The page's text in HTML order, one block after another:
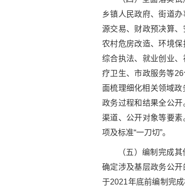
乡镇人民政府、街道
源交易、财政预决算、
农村危房改造、环境
综合执法、就业创业
疗卫生、市政服务等
面梳理细化相关领域
政务过程和结果全公开
渠道、公开对象等要
项及标准“一刀切”。
（五）编制完成
确定涉及基层政务公开
于2021年底前编制完